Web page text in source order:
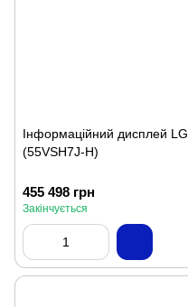
Інформаційний дисплей LG
(55VSH7J-H)
455 498 грн
Закінчується